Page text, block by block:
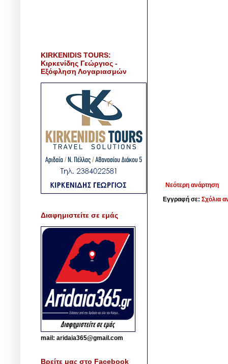
Νεότερη ανάρτηση
Εγγραφή σε: Σχόλια
KIRKENIDIS TOURS:
Κιρκενίδης Γεώργιος -
Εξόφληση Λογαριασμών
Διαφημιστείτε σε εμάς
mail: aridaia365@gmail.com
Βρείτε μας στο Facebook